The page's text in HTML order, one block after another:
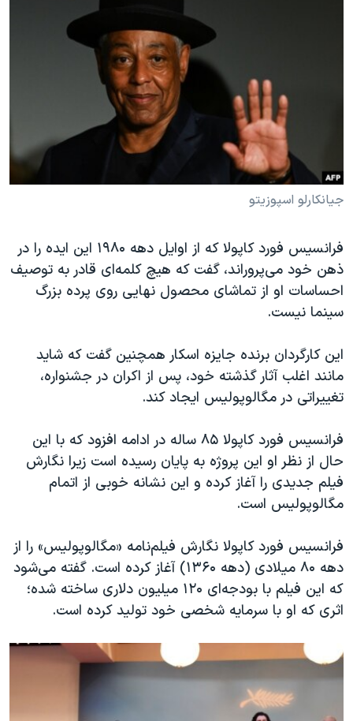
جیانکارلو اسپوزیتو
فرانسیس فورد کاپولا که از اوایل دهه ۱۹۸۰ این ایده را در
ذهن خود می‌پروراند، گفت که هیچ کلمه‌ای قادر به توصیف
احساسات او از تماشای محصول نهایی روی پرده بزرگ
سینما نیست.
این کارگردان برنده جایزه اسکار همچنین گفت که شاید
مانند اغلب آثار گذشته خود، پس از اکران در جشنواره،
تغییراتی در مگالوپولیس ایجاد کند.
فرانسیس فورد کاپولا ۸۵ ساله در ادامه افزود که با این
حال از نظر او این پروژه به پایان رسیده است زیرا نگارش
فیلم جدیدی را آغاز کرده و این نشانه خوبی از اتمام
مگالوپولیس است.
فرانسیس فورد کاپولا نگارش فیلم‌نامه «مگالوپولیس» را از
دهه ۸۰ میلادی (دهه ۱۳۶۰) آغاز کرده است. گفته می‌شود
که این فیلم با بودجه‌ای ۱۲۰ میلیون دلاری ساخته شده؛
اثری که او با سرمایه شخصی خود تولید کرده است.